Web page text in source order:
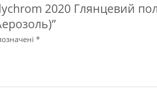
2020 Глянцевий
*